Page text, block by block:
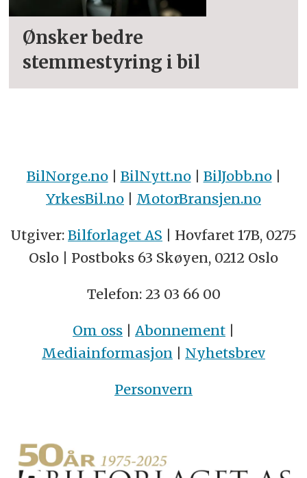
Ønsker bedre
stemmestyring i bil
BilNorge.no| BilNytt.no| BilJobb.no|
YrkesBil.no
MotorBransjen.no
Utgiver: Bilforlaget AS | Hovfaret 17B, 0275
Oslo | Postboks 63 Skøyen, 0212 Oslo
Telefon: 23 03 66 00
Om oss | Abonnement |
Mediainformasjon | Nyhetsbrev
Personvern